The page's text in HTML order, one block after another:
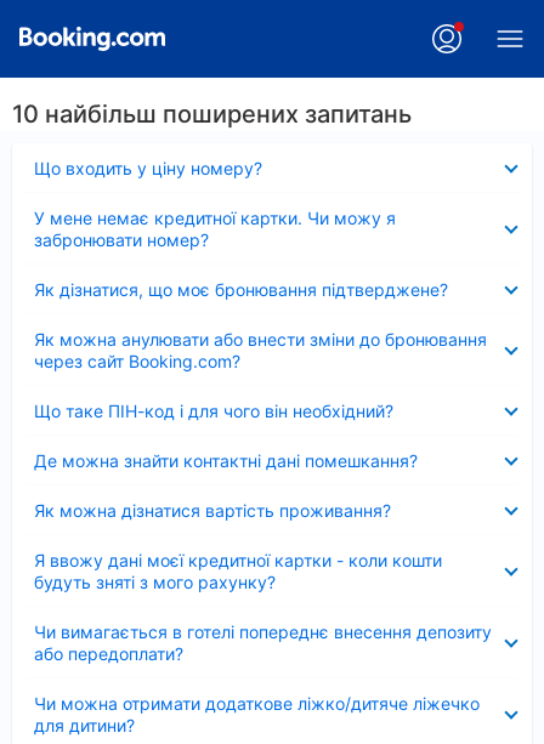
10 найбільш поширених запитань
Що входить у ціну номеру?
У мене немає кредитної картки. Чи можу я
забронювати номер?
Як дізнатися, що моє бронювання підтверджене?
Як можна анулювати або внести зміни до бронювання
через сайт Booking.com?
Що таке ПІН-код і для чого він необхідний?
Де можна знайти контактні дані помешкання?
Як можна дізнатися вартість проживання?
Я ввожу дані моєї кредитної картки - коли кошти
будуть зняті з мого рахунку?
Чи вимагається в готелі попереднє внесення депозиту
або передоплати?
Чи можна отримати додаткове ліжко/дитяче ліжечко
для дитини?